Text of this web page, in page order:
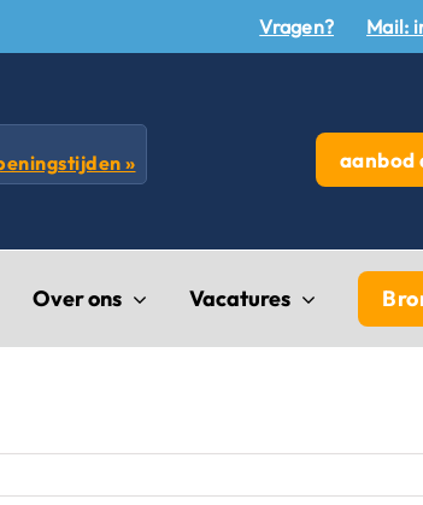
Vragen? Mail:
» aanbod
Over ons Vacatures